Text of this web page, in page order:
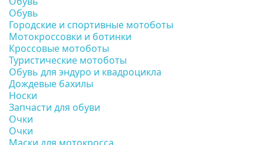
Обувь
Городские и спортивные мотоботы
Мотокроссовки и ботинки
Кроссовые мотоботы
Туристические мотоботы
Обувь для эндуро и квадроцикла
Дождевые бахилы
Носки
Запчасти для обуви
Очки
Очки